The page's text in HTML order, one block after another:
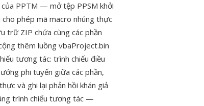
của PPTM — mở tệp PPSM khởi
phép mã macro nhúng thực
trữ ZIP chứa cùng các phần
thêm luồng vbaProject.bin
tương tác: trình chiếu điều
phi tuyến giữa các phần,
và ghi lại phản hồi khán giả
trình chiếu tương tác —